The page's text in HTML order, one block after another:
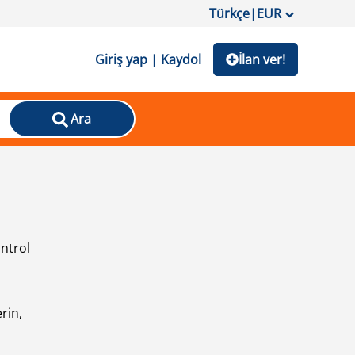
Türkçe|EUR
Giriş yap | Kaydol İlan ver!
Ara